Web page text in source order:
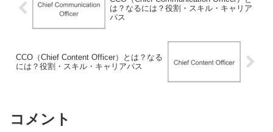
は？なるには？役割・スキル・キャリア
パス
CCO（Chief Content Officer）とは？なる
には？役割・スキル・キャリアパス
コメント